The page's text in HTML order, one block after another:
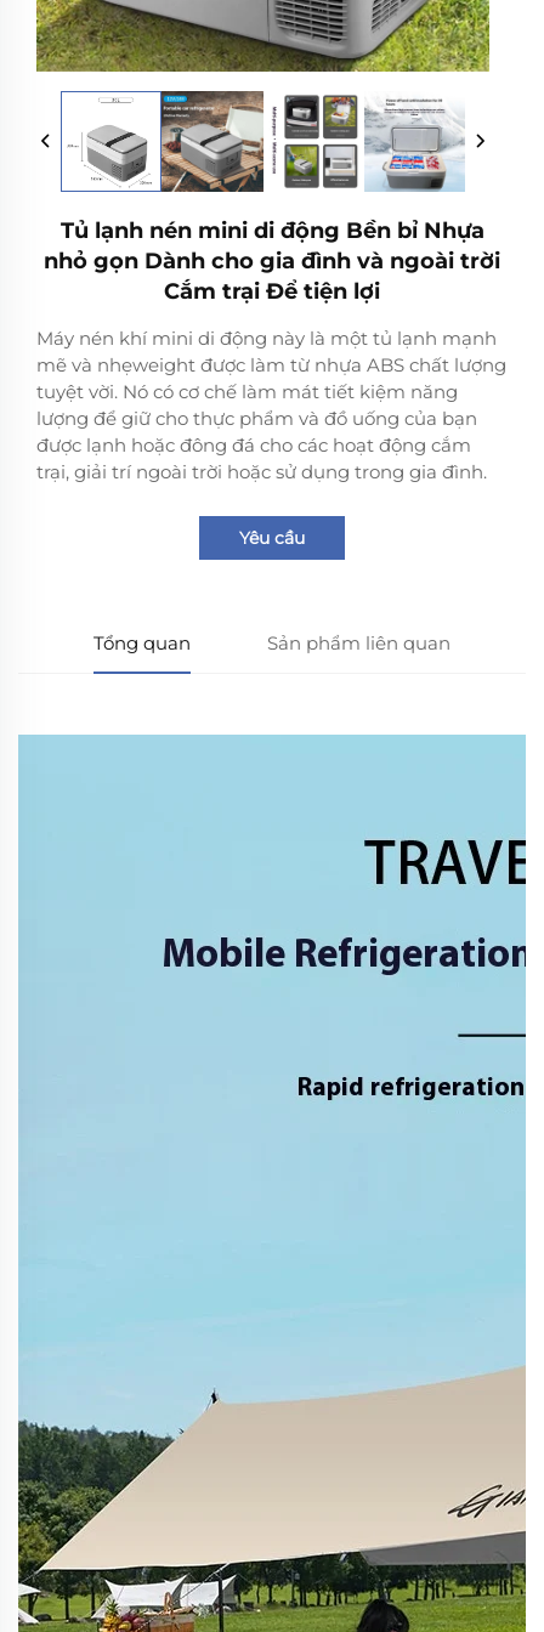
Tủ lạnh nén mini di động Bền bỉ Nhựa
nhỏ gọn Dành cho gia đình và ngoài trời
Cắm trại Để tiện lợi
Máy nén khí mini di động này là một tủ lạnh mạnh
mẽ và nhẹweight được làm từ nhựa ABS chất lượng
tuyệt vời. Nó có cơ chế làm mát tiết kiệm năng
lượng để giữ cho thực phẩm và đồ uống của bạn
được lạnh hoặc đông đá cho các hoạt động cắm
trại, giải trí ngoài trời hoặc sử dụng trong gia đình.
Yêu cầu
Tổng quan Sản phẩm liên quan